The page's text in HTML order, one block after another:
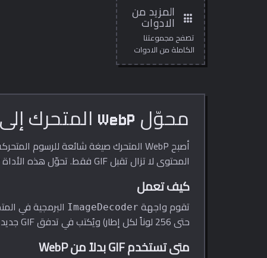
لتنظيف الوسائط
بسرعة وخصوصية،
للنشر، الدروس،
العروض، والتحرير
apps
المزيد من
الادوات
تصفح مجموعتنا
الكاملة من الادوات
المجانية عبر الانترنت.
محوّل WebP المتحرك إلى GIF
المحتوى لا تزال تقبل GIF فقط. تحوّل هذه الأداة WebP المتحرك إلى GIF متحرك كلاسيكي يعمل في كل مكان، مباشرةً داخل متصفحك.
كيف تعمل
تقوم واجهة ImageDecoder
حتى 256 لوناً لكل إطار) ويُكتب في تدفق GIF جديد بتوقيت الإطارات الأصلي. النتيجة ملف GIF متحرك تطابق حركته WebP المصدر.
متى تستخدم GIF بدلاً من WebP